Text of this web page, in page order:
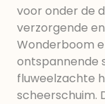
voor onder de
verzorgende
Wonderboom
ontspannende
fluweelzachte
scheerschuim.